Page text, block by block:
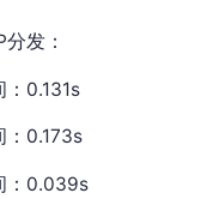
发：
0.131s
：0.173s
：0.039s